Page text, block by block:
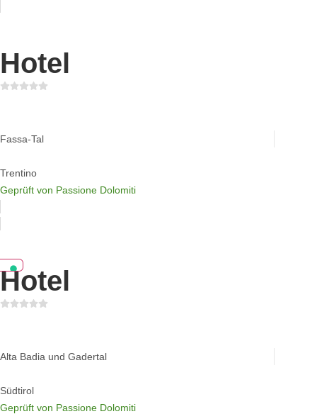
Hotel
Fassa-Tal
Trentino
Geprüft von Passione Dolomiti
Hotel
Alta Badia und Gadertal
Südtirol
Geprüft von Passione Dolomiti